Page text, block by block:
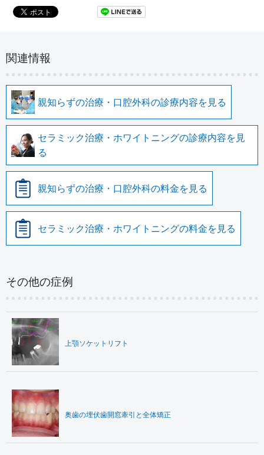
関連情報
親知らずの治療・口腔外科の診療内容を見る
セラミック治療・ホワイトニングの診療内容を見
る
親知らずの治療・口腔外科の料金を見る
セラミック治療・ホワイトニングの料金を見る
その他の症例
上顎ソケットリフト
奥歯の埋伏歯開窓牽引と全体矯正